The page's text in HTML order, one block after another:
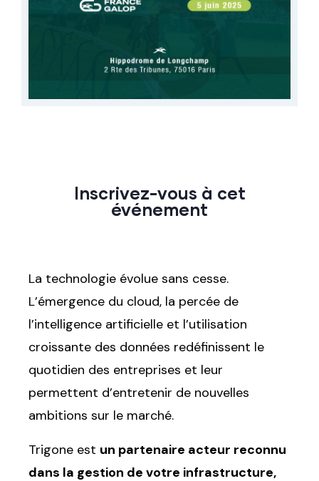
Inscrivez-vous à cet
événement
La technologie évolue sans cesse.
L’émergence du cloud, la percée de
l’intelligence artificielle et l’utilisation
croissante des données redéfinissent le
quotidien des entreprises et leur
permettent d’entretenir de nouvelles
ambitions sur le marché.
Trigone est un partenaire acteur reconnu
dans la gestion de votre infrastructure,